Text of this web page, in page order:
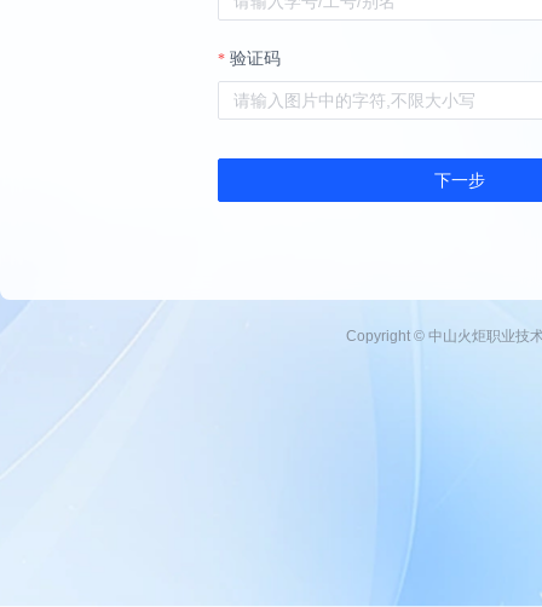
验证码
下一步
Copyright © 中山火炬职业技